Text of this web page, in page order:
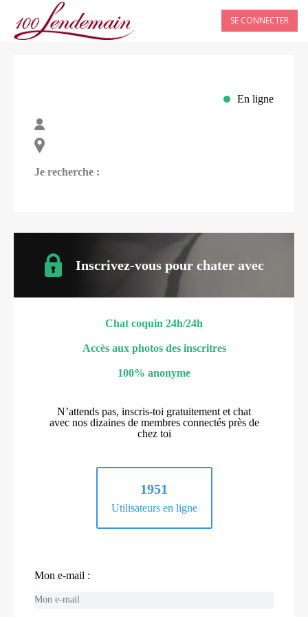
SE CONNECTER
En ligne
Je recherche :
Inscrivez-vous pour chater avec
Chat coquin 24h/24h
Accès aux photos des inscritres
100% anonyme
N’attends pas, inscris-toi gratuitement et chat
avec nos dizaines de membres connectés près de
chez toi
1951
Utilisateurs en ligne
Mon e-mail :